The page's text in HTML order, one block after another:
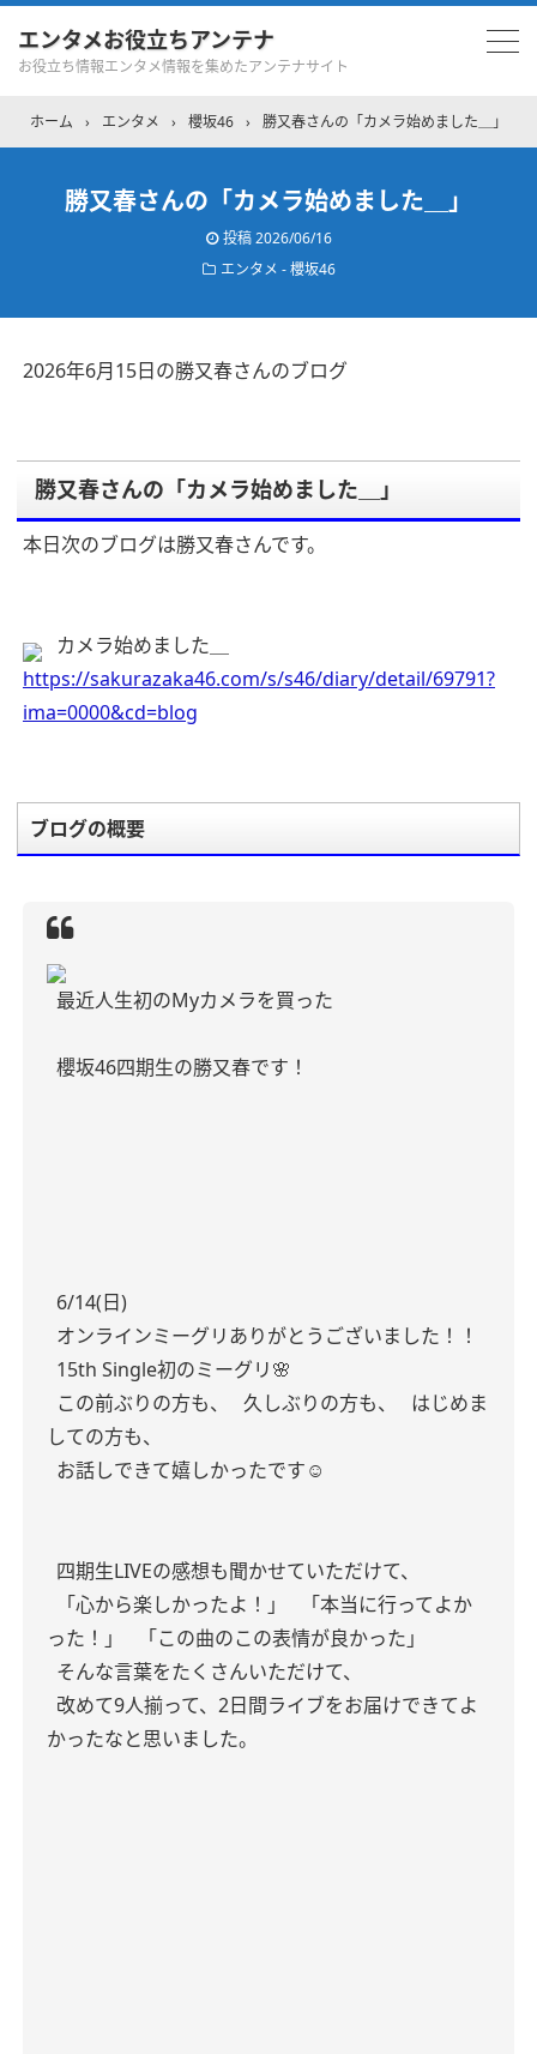
エンタメお役立ちアンテナ
お役立ち情報エンタメ情報を集めたアンテナサイト
ホーム › エンタメ › 櫻坂46 › 勝又春さんの「カメラ始めました＿」
勝又春さんの「カメラ始めました＿」
投稿2026/06/16
エンタメ - 櫻坂46
2026年6月15日の勝又春さんのブログ
勝又春さんの「カメラ始めました＿」
本日次のブログは勝又春さんです。
カメラ始めました＿
https://sakurazaka46.com/s/s46/diary/detail/69791?
ima=0000&cd=blog
ブログの概要
最近人生初のMyカメラを買った
櫻坂46四期生の勝又春です！
6/14(日)
オンラインミーグリありがとうございました！！
15th Single初のミーグリ🌸
この前ぶりの方も、
久しぶりの方も、
はじめま
しての方も、
お話しできて嬉しかったです☺️
四期生LIVEの感想も聞かせていただけて、
「心から楽しかったよ！」
「本当に行ってよか
った！」
「この曲のこの表情が良かった」
そんな言葉をたくさんいただけて、
改めて9人揃って、2日間ライブをお届けできてよ
かったなと思いました。